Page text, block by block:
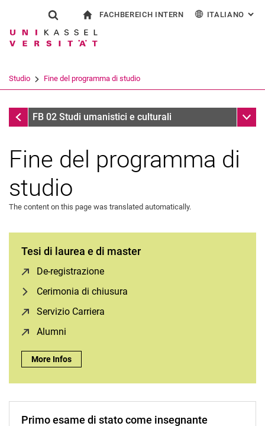
Jump directly to: content
Jump directly to: search
Jump directly to: main
Show search form
Search term
Search (opens an external link in a
FACHBEREICH INTERN ITALIANO :
Studio Fine del programma di studio
StudioFB 02 Studi umanistici e culturali Sub
All'università
Fine del programma di studio
Ordinati per argomento
Fine del programma di
studio
The content on this page was translated automatically.
Tesi di laurea e di master
De-registrazione
Cerimonia di chiusura
Servizio Carriera
Alumni
Tesi di laurea e di master:
More Infos
Primo esame di stato come insegnante